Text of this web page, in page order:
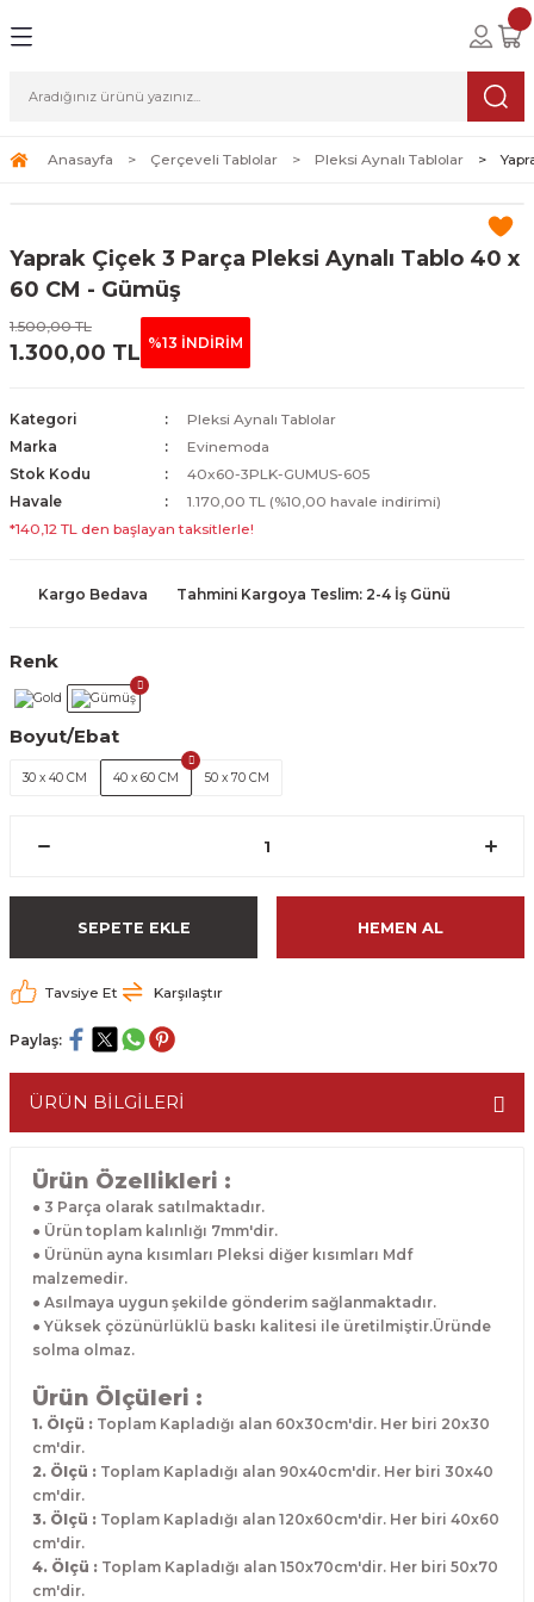
Tablolar
Tablolar
Sanat
Anasayfa Çerçeveli Tablolar Pleksi Aynalı Tablolar
Yaprak Çiçek 3 Parça Pleksi Aynalı Tablo 40 x
60 CM - Gümüş
1.500,00 TL
1.300,00 TL %13 İNDİRİM
Kategori
Pleksi Aynalı Tablolar
Marka
Evinemoda
Stok Kodu
40x60-3PLK-GUMUS-605
Havale
1.170,00 TL (%10,00 havale indirimi)
*140,12 TL den başlayan taksitlerle!
Kargo Bedava Tahmini Kargoya Teslim: 2-4 İş Günü
Renk
Boyut/Ebat
30 x 40 CM 40 x 60 CM 50 x 70 CM
SEPETE EKLE HEMEN AL
Tavsiye Et Karşılaştır
Paylaş:
ÜRÜN BİLGİLERİ
Ürün Özellikleri :
● 3 Parça olarak satılmaktadır.
● Ürün toplam kalınlığı 7mm'dir.
● Ürünün ayna kısımları Pleksi diğer kısımları Mdf
malzemedir.
● Asılmaya uygun şekilde gönderim sağlanmaktadır.
● Yüksek çözünürlüklü baskı kalitesi ile üretilmiştir.Üründe
solma olmaz.
Ürün Ölçüleri :
1. Ölçü : Toplam Kapladığı alan 60x30cm'dir. Her biri 20x30
cm'dir.
2. Ölçü : Toplam Kapladığı alan 90x40cm'dir. Her biri 30x40
cm'dir.
3. Ölçü : Toplam Kapladığı alan 120x60cm'dir. Her biri 40x60
cm'dir.
4. Ölçü : Toplam Kapladığı alan 150x70cm'dir. Her biri 50x70
cm'dir.